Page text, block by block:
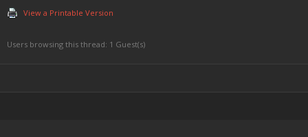
View a Printable Version
Users browsing this thread: 1 Guest(s)